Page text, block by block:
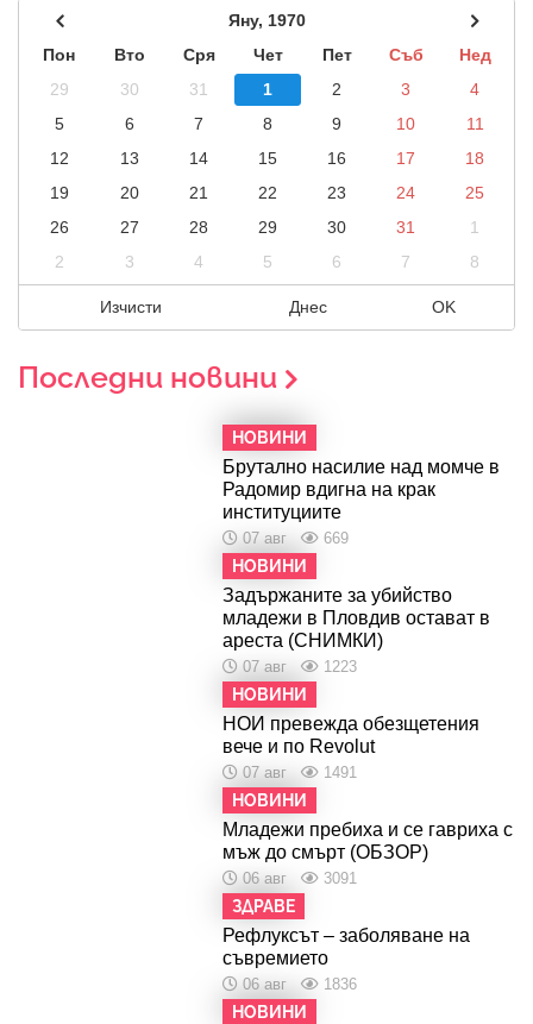
Яну, 1970
Пон
Вто Сря Чет Пет Съб
Нед
29
30 31 1 2 3
4
5
6 7 8 9 10
11
12
13 14 15 16 17
18
19
20 21 22 23 24
25
26
27 28 29 30 31
1
2
3 4 5 6 7 8
Изчисти Днес OK
Последни новини
НОВИНИ
Брутално насилие над момче в
Радомир вдигна на крак
институциите
07 авг 669
НОВИНИ
Задържаните за убийство
младежи в Пловдив остават в
ареста (СНИМКИ)
07 авг 1223
НОВИНИ
НОИ превежда обезщетения
вече и по Revolut
07 авг 1491
НОВИНИ
Младежи пребиха и се гавриха с
мъж до смърт (ОБЗОР)
06 авг 3091
ЗДРАВЕ
Рефлуксът – заболяване на
съвремието
06 авг 1836
НОВИНИ